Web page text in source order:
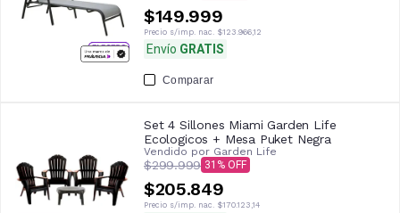
$149.999
Precio s/imp. nac. $123.966,12
Envío GRATIS
Comparar
Set 4 Sillones Miami Garden Life
Ecologicos + Mesa Puket Negra
Vendido por Garden Life
$299.999 31
$205.849
Precio s/imp. nac. $170.123,14